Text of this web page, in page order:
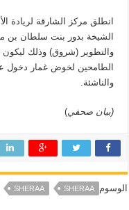
الشيخة بدور بنت سلطان بن
والتطوير (شروق) وذلك ليكون
الطامحين لخوض غمار دخول
والناشئة.
(بيان صحفي)
الوسوم SHERAA
SHERAA